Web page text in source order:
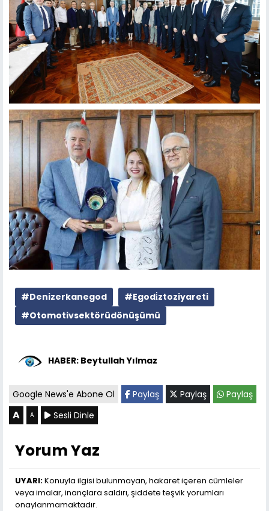
#Denizerkanegod
#Egodi̇ztoziyareti
#Otomotivsektörüdönüşümü
HABER: Beytullah Yılmaz
Google News'e Abone Ol Paylaş Paylaş Paylaş
A A Sesli Dinle
Yorum Yaz
UYARI:Konuyla ilgisi bulunmayan, hakaret içeren cümleler
veya imalar, inançlara saldırı, şiddete teşvik yorumları
onaylanmamaktadır.